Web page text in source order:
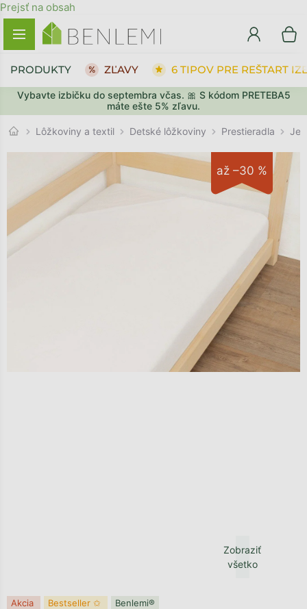
Prejsť na obsah
Vybavte izbičku do septembra včas. 🎀 S kódom PRETEBA5
máte ešte 5% zľavu.
PRODUKTY ZĽAVY 6 TIPOV PRE REŠTART
Lôžkoviny a textil Detské lôžkoviny Prestieradla
až –30 %
Zobraziť
všetko
Akcia Bestseller ✩ Benlemi®
SPÄŤ DO OBCHODU PREJSŤ DO KOŠÍKA
SPÄŤ DO OBCHODU PREJSŤ DO KOŠÍKA